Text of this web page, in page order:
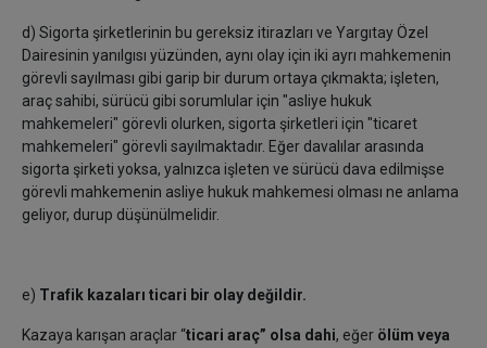
d) Sigorta şirketlerinin bu gereksiz itirazları ve Yargıtay Özel
Dairesinin yanılgısı yüzünden, aynı olay için iki ayrı mahkemenin
görevli sayılması gibi garip bir durum ortaya çıkmakta; işleten,
araç sahibi, sürücü gibi sorumlular için "asliye hukuk
mahkemeleri" görevli olurken, sigorta şirketleri için "ticaret
mahkemeleri" görevli sayılmaktadır. Eğer davalılar arasında
sigorta şirketi yoksa, yalnızca işleten ve sürücü dava edilmişse
görevli mahkemenin asliye hukuk mahkemesi olması ne anlama
geliyor, durup düşünülmelidir.
e) Trafik kazaları ticari bir olay değildir.
Kazaya karışan araçlar “ticari araç” olsa dahi, eğer ölüm veya